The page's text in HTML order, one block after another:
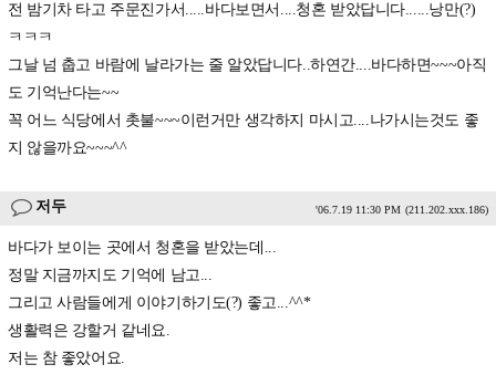
전 밤기차 타고 주문진가서.....바다보면서....청혼 받았답니다......낭만(?)
ㅋㅋㅋ
그날 넘 춥고 바람에 날라가는 줄 알았답니다..하연간....바다하면~~~아직
도 기억난다는~~
꼭 어느 식당에서 촛불~~~이런거만 생각하지 마시고....나가시는것도 좋
지 않을까요~~~^^
저두 '06.7.19 11:30 PM (211.202.xxx.186)
바다가 보이는 곳에서 청혼을 받았는데...
정말 지금까지도 기억에 남고...
그리고 사람들에게 이야기하기도(?) 좋고...^^*
생활력은 강할거 같네요.
저는 참 좋았어요.